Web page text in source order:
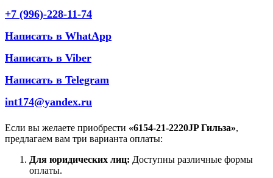
+7 (996)-228-11-74
Написать в WhatApp
Написать в Viber
Написать в Telegram
int174@yandex.ru
Если вы желаете приобрести «6154-21-2220JP Гильза»,
предлагаем вам три варианта оплаты:
Для юридических лиц: Доступны различные формы
оплаты.